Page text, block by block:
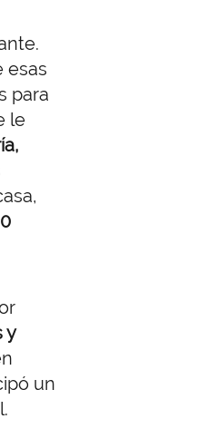
esas
para
le
y
un